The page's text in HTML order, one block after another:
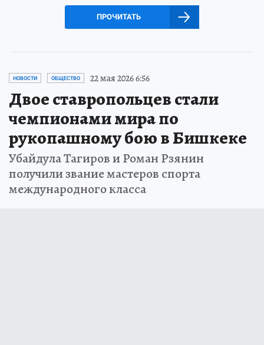
ПРОЧИТАТЬ
НОВОСТИ ОБЩЕСТВО 22 мая 2026 6:56
Двое ставропольцев стали
чемпионами мира по
рукопашному бою в Бишкеке
Убайдула Тагиров и Роман Рзянин
получили звание мастеров спорта
международного класса